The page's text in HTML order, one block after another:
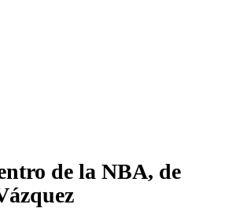
de la NBA, de